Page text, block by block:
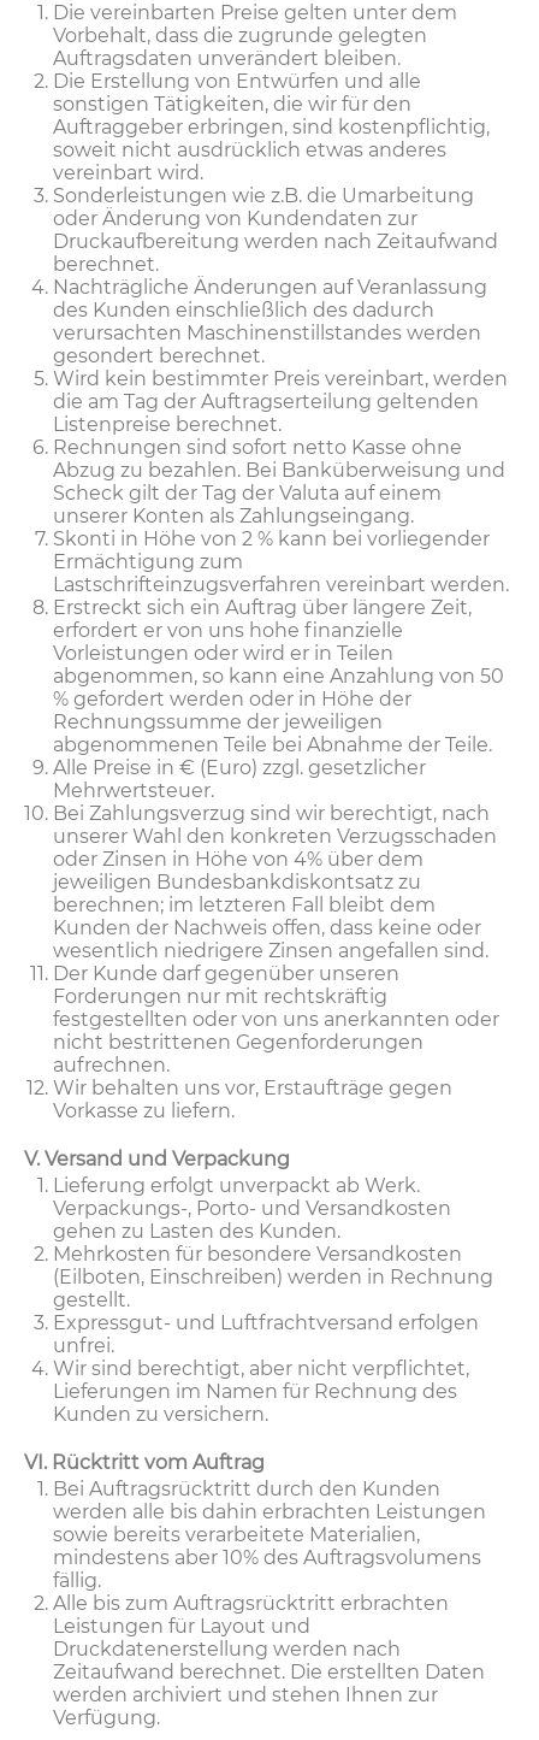
Die vereinbarten Preise gelten unter dem
Vorbehalt, dass die zugrunde gelegten
Auftragsdaten unverändert bleiben.
Die Erstellung von Entwürfen und alle
sonstigen Tätigkeiten, die wir für den
Auftraggeber erbringen, sind kostenpflichtig,
soweit nicht ausdrücklich etwas anderes
vereinbart wird.
Sonderleistungen wie z.B. die Umarbeitung
oder Änderung von Kundendaten zur
Druckaufbereitung werden nach Zeitaufwand
berechnet.
Nachträgliche Änderungen auf Veranlassung
des Kunden einschließlich des dadurch
verursachten Maschinenstillstandes werden
gesondert berechnet.
Wird kein bestimmter Preis vereinbart, werden
die am Tag der Auftragserteilung geltenden
Listenpreise berechnet.
Rechnungen sind sofort netto Kasse ohne
Abzug zu bezahlen. Bei Banküberweisung und
Scheck gilt der Tag der Valuta auf einem
unserer Konten als Zahlungseingang.
Skonti in Höhe von 2 % kann bei vorliegender
Ermächtigung zum
Lastschrifteinzugsverfahren vereinbart werden.
Erstreckt sich ein Auftrag über längere Zeit,
erfordert er von uns hohe finanzielle
Vorleistungen oder wird er in Teilen
abgenommen, so kann eine Anzahlung von 50
% gefordert werden oder in Höhe der
Rechnungssumme der jeweiligen
abgenommenen Teile bei Abnahme der Teile.
Alle Preise in € (Euro) zzgl. gesetzlicher
Mehrwertsteuer.
Bei Zahlungsverzug sind wir berechtigt, nach
unserer Wahl den konkreten Verzugsschaden
oder Zinsen in Höhe von 4% über dem
jeweiligen Bundesbankdiskontsatz zu
berechnen; im letzteren Fall bleibt dem
Kunden der Nachweis offen, dass keine oder
wesentlich niedrigere Zinsen angefallen sind.
Der Kunde darf gegenüber unseren
Forderungen nur mit rechtskräftig
festgestellten oder von uns anerkannten oder
nicht bestrittenen Gegenforderungen
aufrechnen.
Wir behalten uns vor, Erstaufträge gegen
Vorkasse zu liefern.
V. Versand und Verpackung
Lieferung erfolgt unverpackt ab Werk.
Verpackungs-, Porto- und Versandkosten
gehen zu Lasten des Kunden.
Mehrkosten für besondere Versandkosten
(Eilboten, Einschreiben) werden in Rechnung
gestellt.
Expressgut- und Luftfrachtversand erfolgen
unfrei.
Wir sind berechtigt, aber nicht verpflichtet,
Lieferungen im Namen für Rechnung des
Kunden zu versichern.
VI. Rücktritt vom Auftrag
Bei Auftragsrücktritt durch den Kunden
werden alle bis dahin erbrachten Leistungen
sowie bereits verarbeitete Materialien,
mindestens aber 10% des Auftragsvolumens
fällig.
Alle bis zum Auftragsrücktritt erbrachten
Leistungen für Layout und
Druckdatenerstellung werden nach
Zeitaufwand berechnet. Die erstellten Daten
werden archiviert und stehen Ihnen zur
Verfügung.